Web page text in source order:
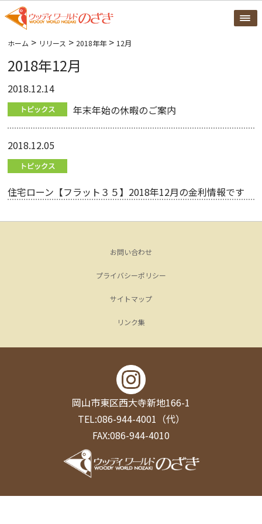
ホーム > リリース > 2018年年> 12月
2018年12月
2018.12.14
年末年始の休暇のご案内
2018.12.05
住宅ローン【フラット３５】2018年12月の金利情報です
お問い合わせ
プライバシーポリシー
サイトマップ
リンク集
岡山市東区西大寺新地166-1
TEL:086-944-4001（代）
FAX:086-944-4010